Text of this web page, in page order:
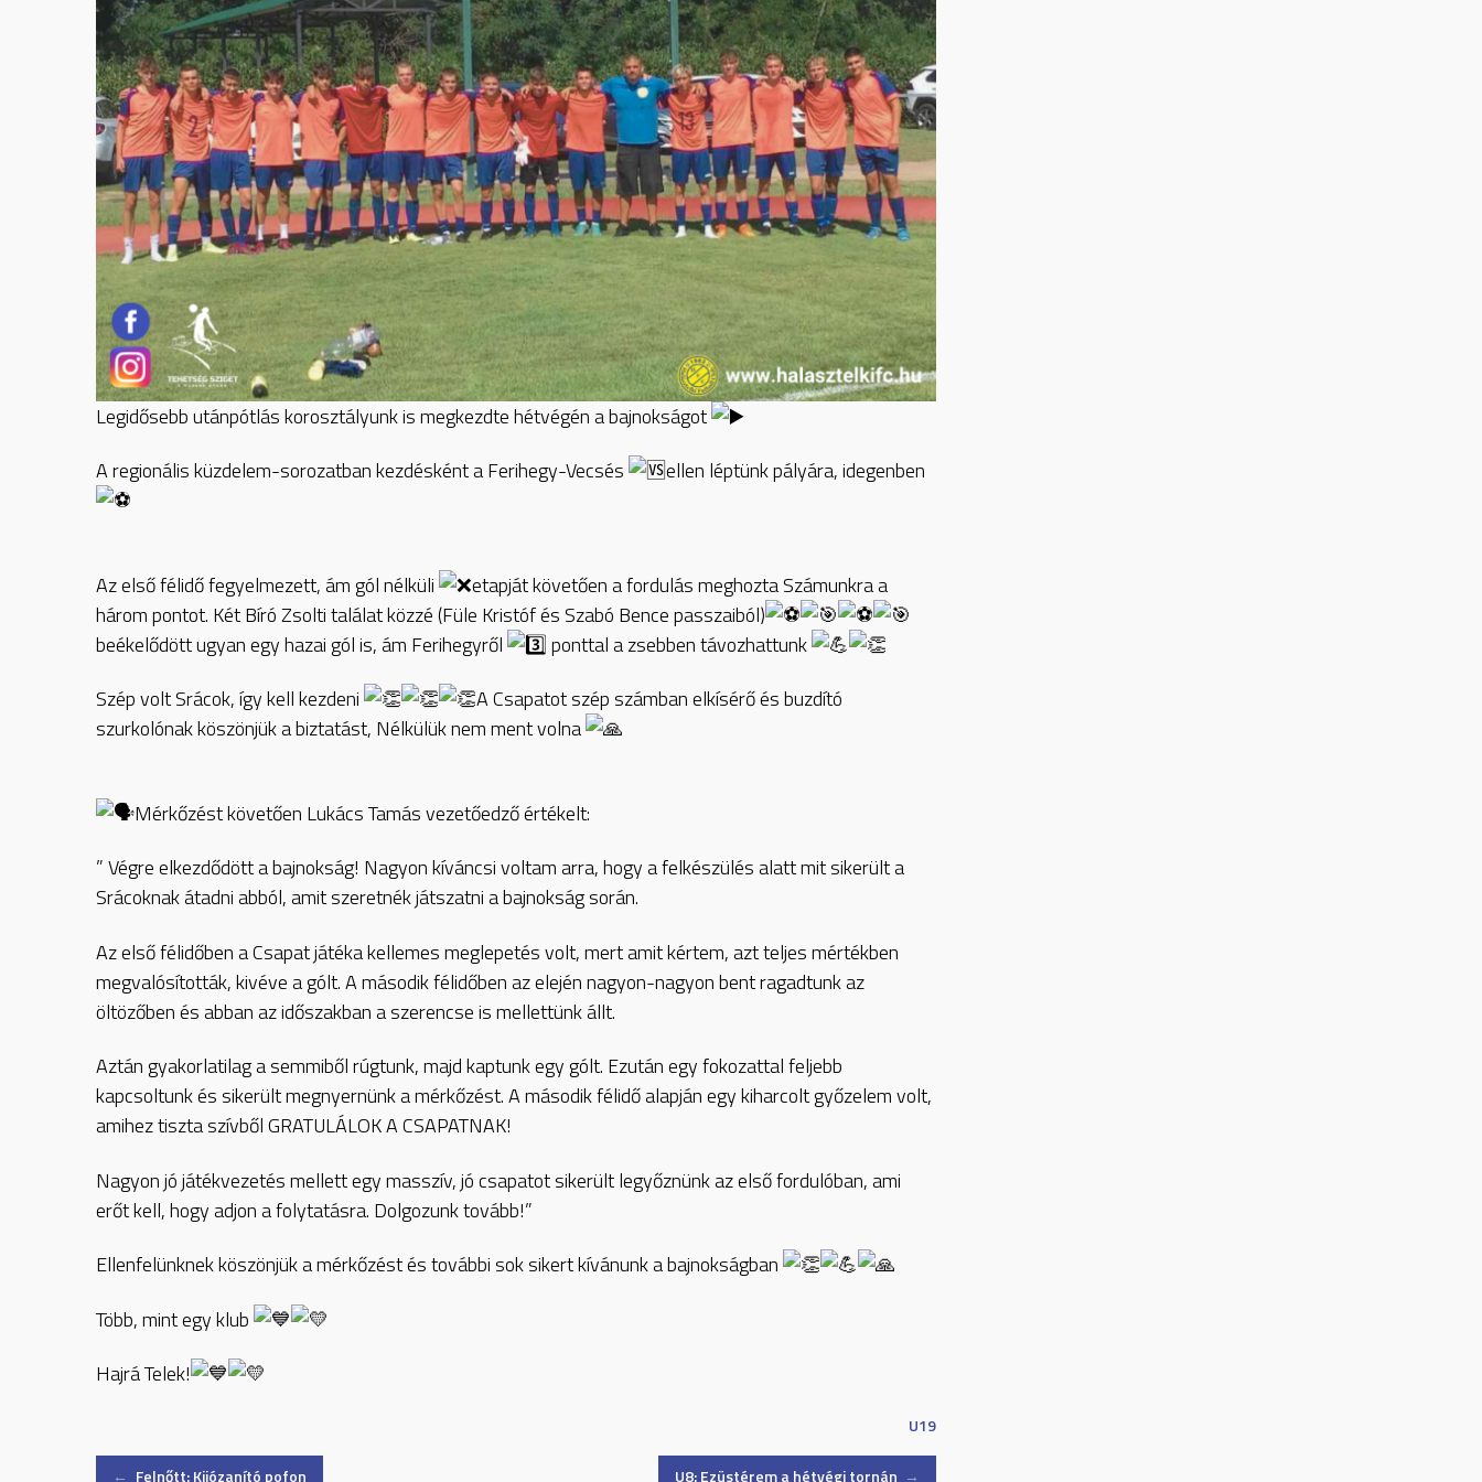
Legidősebb utánpótlás korosztályunk is megkezdte hétvégén a bajnokságot
A regionális küzdelem-sorozatban kezdésként a Ferihegy-Vecsés
ellen léptünk pályára, idegenben
Azelső félidő fegyelmezett, ám gól nélküli
etapját követően a fordulás meghozta Számunkra a
három pontot. Két Bíró Zsolti találat közzé (Füle Kristóf és Szabó Bence passzaiból)
beékelődött ugyan egy hazai gól is, ám Ferihegyről
ponttal a zsebben távozhattunk
Szép volt Srácok, így kell kezdeni
A Csapatot szép számban elkísérő és buzdító
szurkolónak köszönjük a biztatást, Nélkülük nem ment volna
Mérkőzést követően Lukács Tamás vezetőedző értékelt:
” Végre elkezdődött a bajnokság! Nagyon kíváncsi voltam arra, hogy a felkészülés alatt mit sikerült a
Srácoknak átadni abból, amit szeretnék játszatni a bajnokság során.
Az első félidőben a Csapat játéka kellemes meglepetés volt, mert amit kértem, azt teljes mértékben
megvalósították, kivéve a gólt. A második félidőben az elején nagyon-nagyon bent ragadtunk az
öltözőben és abban az időszakban a szerencse is mellettünk állt.
Aztán gyakorlatilag a semmiből rúgtunk, majd kaptunk egy gólt. Ezután egy fokozattal feljebb
kapcsoltunk és sikerült megnyernünk a mérkőzést. A második félidő alapján egy kiharcolt győzelem volt,
amihez tiszta szívből GRATULÁLOK A CSAPATNAK!
Nagyon jó játékvezetés mellett egy masszív, jó csapatot sikerült legyőznünk az első fordulóban, ami
erőt kell, hogy adjon a folytatásra. Dolgozunk tovább!”
Ellenfelünknek köszönjük a mérkőzést és további sok sikert kívánunk a bajnokságban
Több, mint egy klub
Hajrá Telek!
U19
← Felnőtt: Kijózanító pofon U8: Ezüstérem a hétvégi tornán →